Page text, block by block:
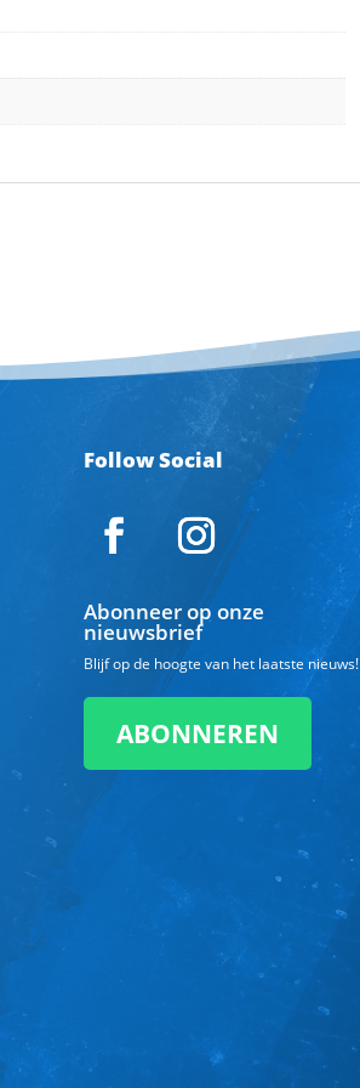
Follow Social
Abonneer op onze
nieuwsbrief
Blijf op de hoogte van het laatste nieuws!
ABONNEREN